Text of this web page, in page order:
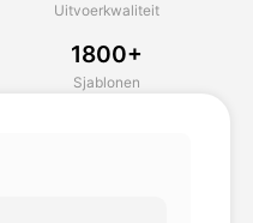
Uitvoerkwaliteit
1800+
Sjablonen